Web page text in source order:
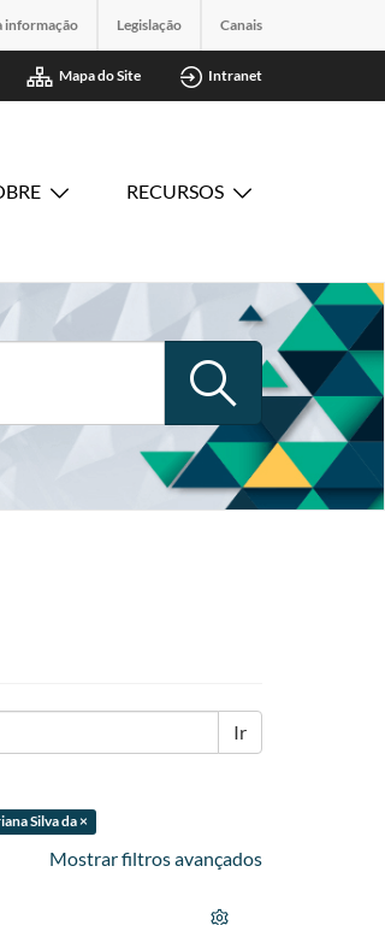
informação Legislação Canais
Mapa do Site Intranet
RECURSOS
Ir
Silva da ×
Mostrar filtros avançados